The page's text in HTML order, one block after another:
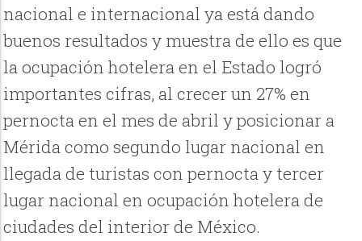
nacional e internacional ya está dando
buenos resultados y muestra de ello es que
la ocupación hotelera en el Estado logró
importantes cifras, al crecer un 27% en
pernocta en el mes de abril y posicionar a
Mérida como segundo lugar nacional en
llegada de turistas con pernocta y tercer
lugar nacional en ocupación hotelera de
ciudades del interior de México.